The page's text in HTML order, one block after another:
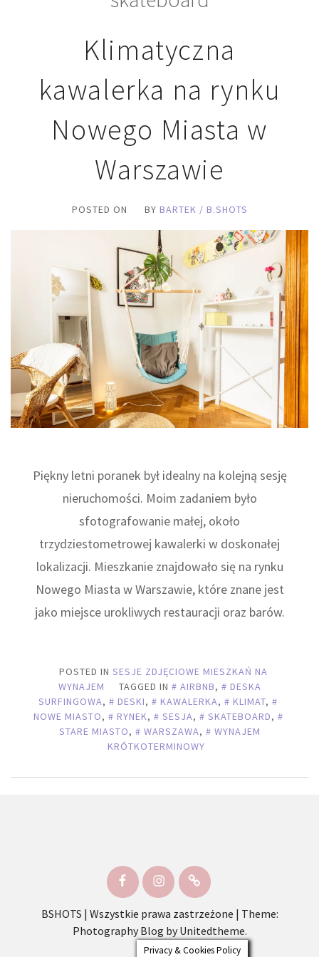
Klimatyczna
kawalerka na rynku
Nowego Miasta w
Warszawie
POSTED ON BY BARTEK / B.SHOTS
Piękny letni poranek był idealny na kolejną sesję
nieruchomości. Moim zadaniem było
sfotografowanie małej, około
trzydziestometrowej kawalerki w doskonałej
lokalizacji. Mieszkanie znajdowało się na rynku
Nowego Miasta w Warszawie, które znane jest
jako miejsce urokliwych restauracji oraz barów.
POSTED IN SESJE ZDJĘCIOWE MIESZKAŃ NA
WYNAJEM
TAGGED IN AIRBNB,
DESKA
SURFINGOWA, DESKI, KAWALERKA, KLIMAT,
NOWE MIASTO, RYNEK, SESJA, SKATEBOARD,
STARE MIASTO, WARSZAWA,
WYNAJEM
KRÓTKOTERMINOWY
FacebookInstagramKontakt
BSHOTS | Wszystkie prawa zastrzeżone | Theme:
Photography Blog byUnitedtheme.
Privacy & Cookies Policy